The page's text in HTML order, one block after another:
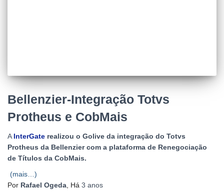
Bellenzier-Integração Totvs
Protheus e CobMais
A InterGate realizou o Golive da integração do Totvs
Protheus da Bellenzier com a plataforma de Renegociação
de Títulos da CobMais.
(mais…)
Por Rafael Ogeda , Há 3 anos